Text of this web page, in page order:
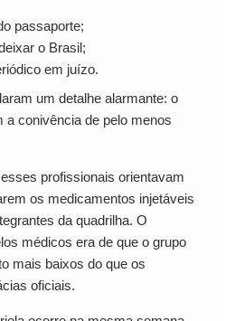
passaporte;
o Brasil;
em juízo.
um detalhe alarmante: o
a conivência de pelo menos
profissionais orientavam
os medicamentos injetáveis
da quadrilha. O
médicos era de que o grupo
mais baixos do que os
oficiais.